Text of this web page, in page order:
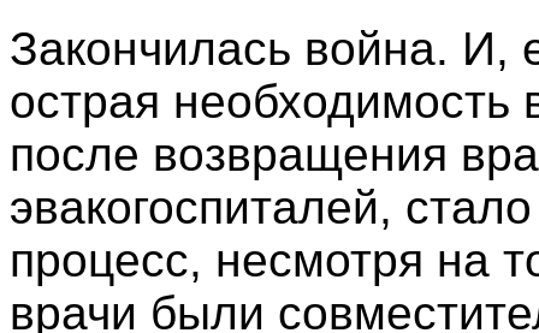
Закончилась война. И,
острая необходимость
после возвращения
эвакогоспиталей,
процесс, несмотря на
врачи были